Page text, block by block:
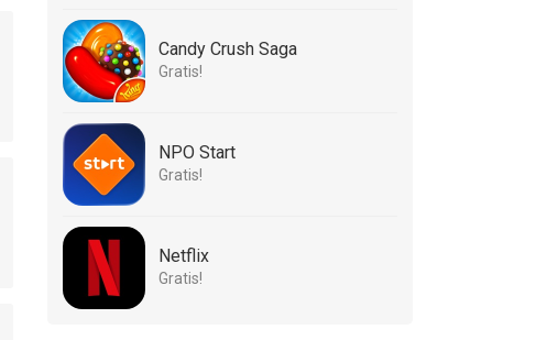
Candy Crush Saga
Gratis!
NPO Start
Gratis!
Netflix
Gratis!